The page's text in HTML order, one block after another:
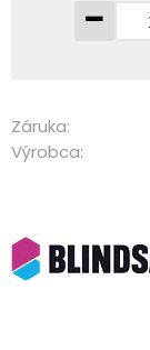
-
Záruka:
Výrobca: